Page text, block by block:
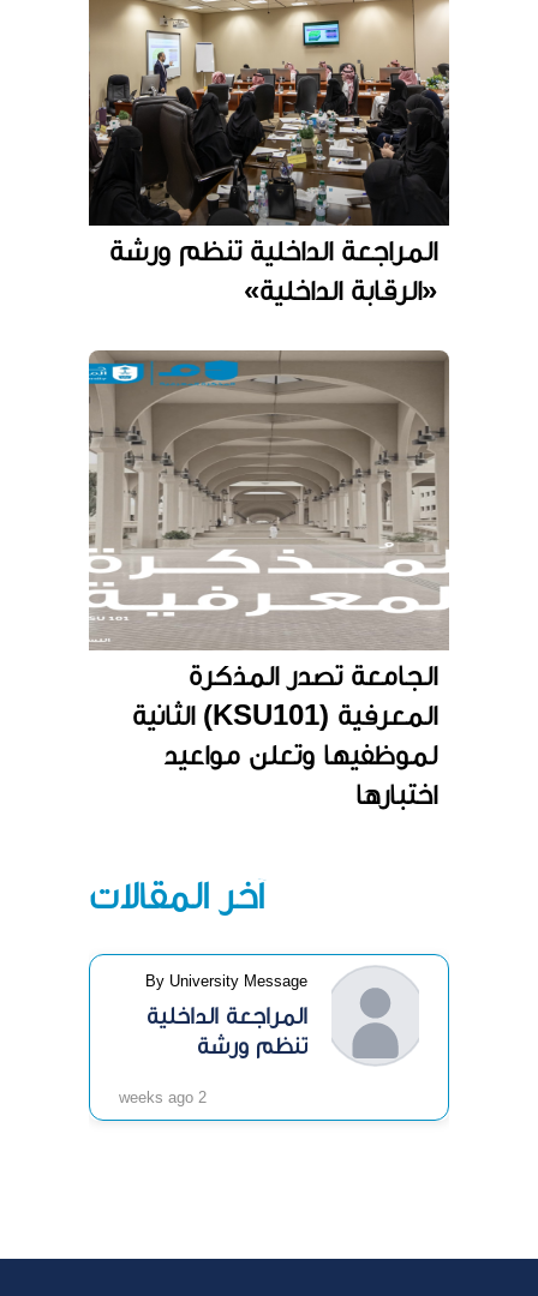
المراجعة الداخلية تنظم ورشة
«الرقابة الداخلية»
الجامعة تصدر المذكرة
المعرفية (KSU101) الثانية
لموظفيها وتعلن مواعيد
اختبارها
آخر المقالات
By University Message
المراجعة الداخلية
تنظم ورشة
2 weeks ago